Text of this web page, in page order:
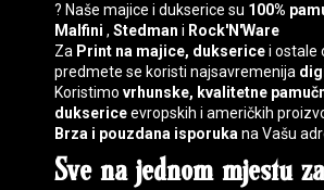
? Naše majice i dukserice su 100%
Malfini , Stedman i Rock'N'Ware
Za Print na majice, duksericei ostale
predmete se koristi najsavremenija
Koristimo vrhunske, kvalitetne
duksericeevropskih i američkih
Brza i pouzdana isporuka na Vašu
Sve na jednom mjestu